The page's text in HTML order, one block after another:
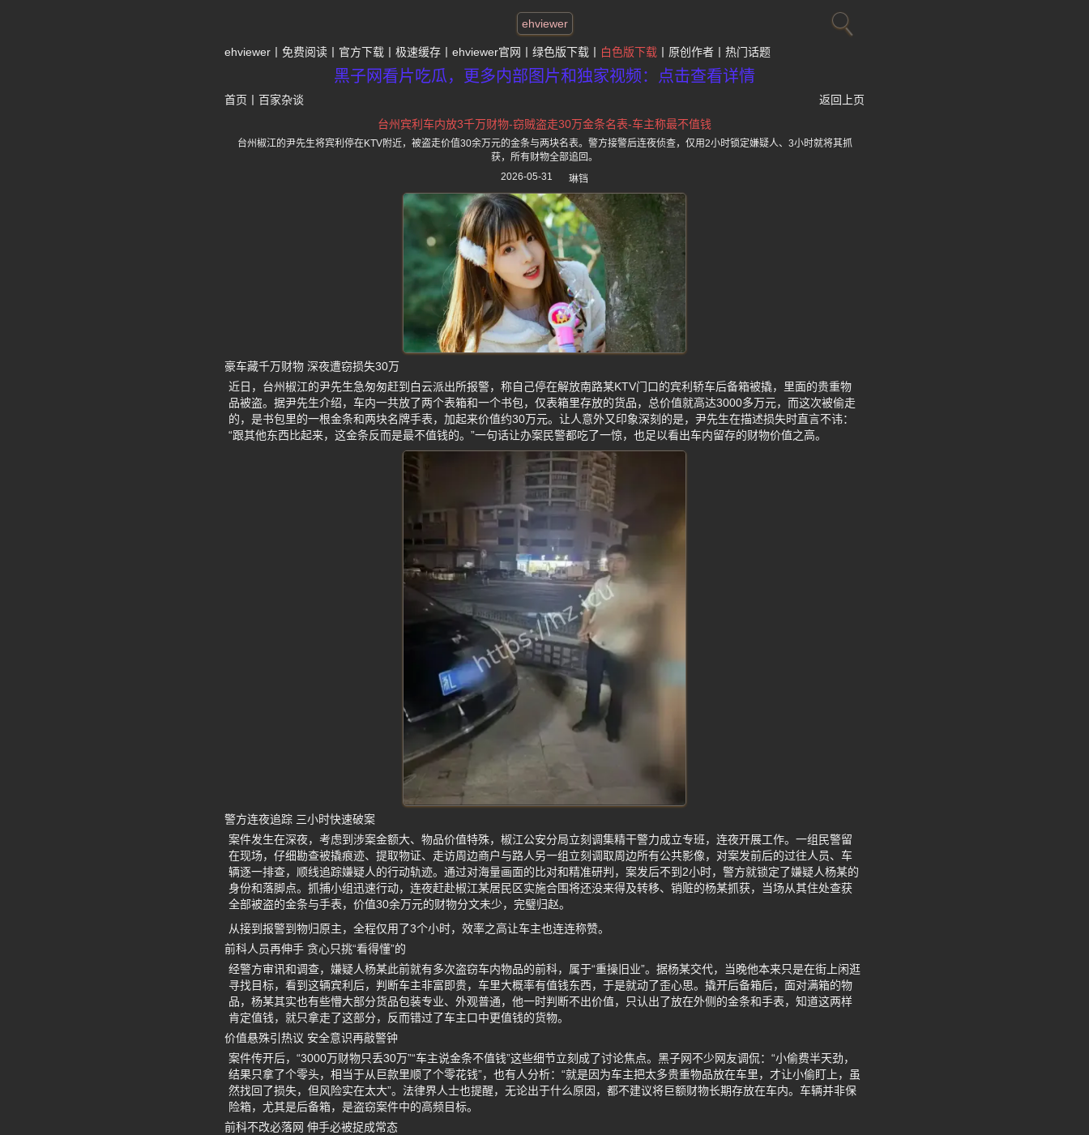
ehviewer
ehviewer 免费阅读 官方下载 极速缓存 ehviewer官网 绿色版下载 白色版下载 原创作者 热门话题
黑子网看片吃瓜，更多内部图片和独家视频：点击查看详情
首页 百家杂谈
返回上页
台州宾利车内放3千万财物-窃贼盗走30万金条名表-车主称最不值钱
台州椒江的尹先生将宾利停在KTV附近，被盗走价值30余万元的金条与两块名表。警方接警后连夜侦查，仅用2小时锁定嫌疑人、3小时就将其抓
获，所有财物全部追回。
2026-05-31
琳铛
豪车藏千万财物 深夜遭窃损失30万
近日，台州椒江的尹先生急匆匆赶到白云派出所报警，称自己停在解放南路某KTV门口的宾利轿车后备箱被撬，里面的贵重物
品被盗。据尹先生介绍，车内一共放了两个表箱和一个书包，仅表箱里存放的货品，总价值就高达3000多万元，而这次被偷走
的，是书包里的一根金条和两块名牌手表，加起来价值约30万元。让人意外又印象深刻的是，尹先生在描述损失时直言不讳：
“跟其他东西比起来，这金条反而是最不值钱的。”一句话让办案民警都吃了一惊，也足以看出车内留存的财物价值之高。
警方连夜追踪 三小时快速破案
案件发生在深夜，考虑到涉案金额大、物品价值特殊，椒江公安分局立刻调集精干警力成立专班，连夜开展工作。一组民警留
在现场，仔细勘查被撬痕迹、提取物证、走访周边商户与路人另一组立刻调取周边所有公共影像，对案发前后的过往人员、车
辆逐一排查，顺线追踪嫌疑人的行动轨迹。通过对海量画面的比对和精准研判，案发后不到2小时，警方就锁定了嫌疑人杨某的
身份和落脚点。抓捕小组迅速行动，连夜赶赴椒江某居民区实施合围将还没来得及转移、销赃的杨某抓获，当场从其住处查获
全部被盗的金条与手表，价值30余万元的财物分文未少，完璧归赵。
从接到报警到物归原主，全程仅用了3个小时，效率之高让车主也连连称赞。
前科人员再伸手 贪心只挑“看得懂”的
经警方审讯和调查，嫌疑人杨某此前就有多次盗窃车内物品的前科，属于“重操旧业”。据杨某交代，当晚他本来只是在街上闲逛
寻找目标，看到这辆宾利后，判断车主非富即贵，车里大概率有值钱东西，于是就动了歪心思。撬开后备箱后，面对满箱的物
品，杨某其实也有些懵大部分货品包装专业、外观普通，他一时判断不出价值，只认出了放在外侧的金条和手表，知道这两样
肯定值钱，就只拿走了这部分，反而错过了车主口中更值钱的货物。
价值悬殊引热议 安全意识再敲警钟
案件传开后，“3000万财物只丢30万”“车主说金条不值钱”这些细节立刻成了讨论焦点。黑子网不少网友调侃：“小偷费半天劲，
结果只拿了个零头，相当于从巨款里顺了个零花钱”，也有人分析：“就是因为车主把太多贵重物品放在车里，才让小偷盯上，虽
然找回了损失，但风险实在太大”。法律界人士也提醒，无论出于什么原因，都不建议将巨额财物长期存放在车内。车辆并非保
险箱，尤其是后备箱，是盗窃案件中的高频目标。
前科不改必落网 伸手必被捉成常态